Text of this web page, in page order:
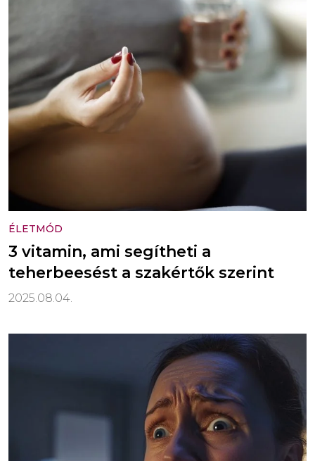
ÉLETMÓD
3 vitamin, ami segítheti a
teherbeesést a szakértők szerint
2025.08.04.